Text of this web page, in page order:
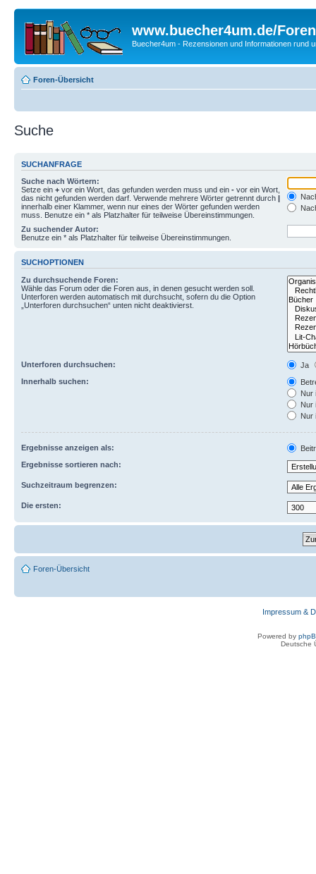
www.buecher4um.de/Foren
Buecher4um - Rezensionen und Informationen rund
Foren-Übersicht
Suche
SUCHANFRAGE
Suche nach Wörtern:
Setze ein + vor ein Wort, das gefunden werden muss und ein - vor ein Wort,
das nicht gefunden werden darf. Verwende mehrere Wörter getrennt durch |
innerhalb einer Klammer, wenn nur eines der Wörter gefunden werden
muss. Benutze ein * als Platzhalter für teilweise Übereinstimmungen.
Zu suchender Autor:
Benutze ein * als Platzhalter für teilweise Übereinstimmungen.
SUCHOPTIONEN
Zu durchsuchende Foren:
Wähle das Forum oder die Foren aus, in denen gesucht werden soll.
Unterforen werden automatisch mit durchsucht, sofern du die Option
„Unterforen durchsuchen“ unten nicht deaktivierst.
Unterforen durchsuchen:
Ja
Innerhalb suchen:
Nur
Nur
Nur
Ergebnisse anzeigen als:
Ergebnisse sortieren nach:
Suchzeitraum begrenzen:
Die ersten:
Foren-Übersicht
Impressum &
Powered by
Deutsche